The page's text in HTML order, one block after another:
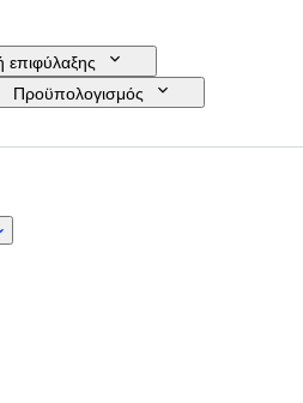
επιφύλαξης
Προϋπολογισμός
Έξτρα